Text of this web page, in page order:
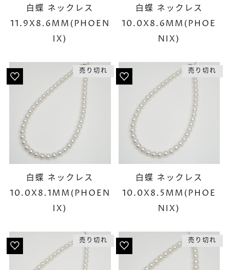
白蝶 ネックレス
11.9X8.6MM(PHOEN
IX)
白蝶 ネックレス
10.0X8.6MM(PHOE
NIX)
売り切れ
白蝶 ネックレス
10.0X8.1MM(PHOEN
IX)
売り切れ
白蝶 ネックレス
10.0X8.5MM(PHOE
NIX)
売り切れ 売り切れ